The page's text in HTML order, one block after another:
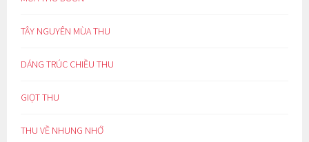
TÂY NGUYÊN MÙA THU
DÁNG TRÚC CHIỀU THU
GIỌT THU
THU VỀ NHUNG NHỚ